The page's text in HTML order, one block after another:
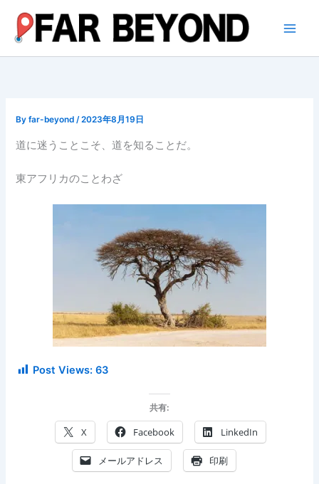
ス
Byfar-beyond/2023年8月19日
道に迷うことこそ、道を知ることだ。
東アフリカのことわざ
Post Views: 63
共有:
X Facebook LinkedIn
メールアドレス 印刷